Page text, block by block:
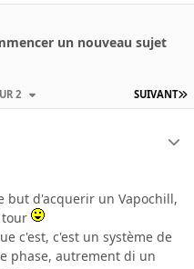
un nouveau sujet
SUIVANT
2
but d'acquerir un Vapochill,
tour
c'est, c'est un système de
phase, autrement di un